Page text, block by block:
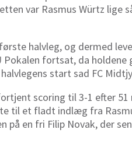
var Rasmus Würtz lige
halvleg, og dermed
Pokalen fortsat, da holdene
start sad FC
scoring til 3-1 efter 51
til et fladt indlæg fra
på en fri Filip Novak, der